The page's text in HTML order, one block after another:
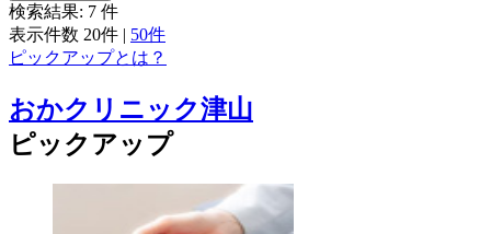
検索結果: 7 件
表示件数 20件 | 50件
ピックアップとは？
おかクリニック津山
ピックアップ